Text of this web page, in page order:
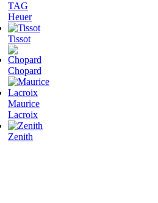
TAG
Heuer
Tissot
Chopard
Maurice
Lacroix
Zenith